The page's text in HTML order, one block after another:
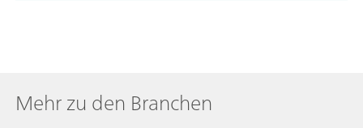
Mehr zu den Branchen